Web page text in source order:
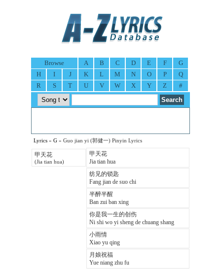
Browse A B C D E F
G
H
I J K L M N O P
Q
R
S T U V W X Y Z #
Lyrics » G » Guo jian yi (郭健一) Pinyin Lyrics
甲天花
(Jia tian hua)
甲天花
Jia tian hua
纺见的锁匙
Fang jian de suo chi
半醉半醒
Ban zui ban xing
你是我一生的创伤
Ni shi wo yi sheng de chuang shang
小雨情
Xiao yu qing
月娘祝福
Yue niang zhu fu